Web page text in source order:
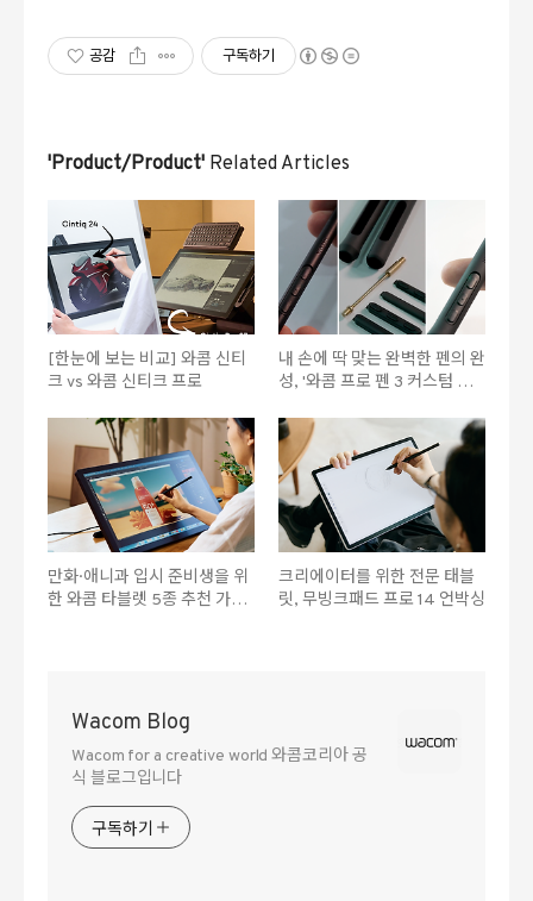
공감 구독하기
'Product/Product' Related Articles
[한눈에 보는 비교] 와콤 신티
크 vs 와콤 신티크 프로
내 손에 딱 맞는 완벽한 펜의 완
성, '와콤 프로 펜 3 커스텀 키
만화·애니과 입시 준비생을 위
한 와콤 타블렛 5종 추천 가이
크리에이터를 위한 전문 태블
릿, 무빙크패드 프로 14 언박싱
Wacom Blog
Wacom for a creative world 와콤코리아 공
식 블로그입니다
구독하기